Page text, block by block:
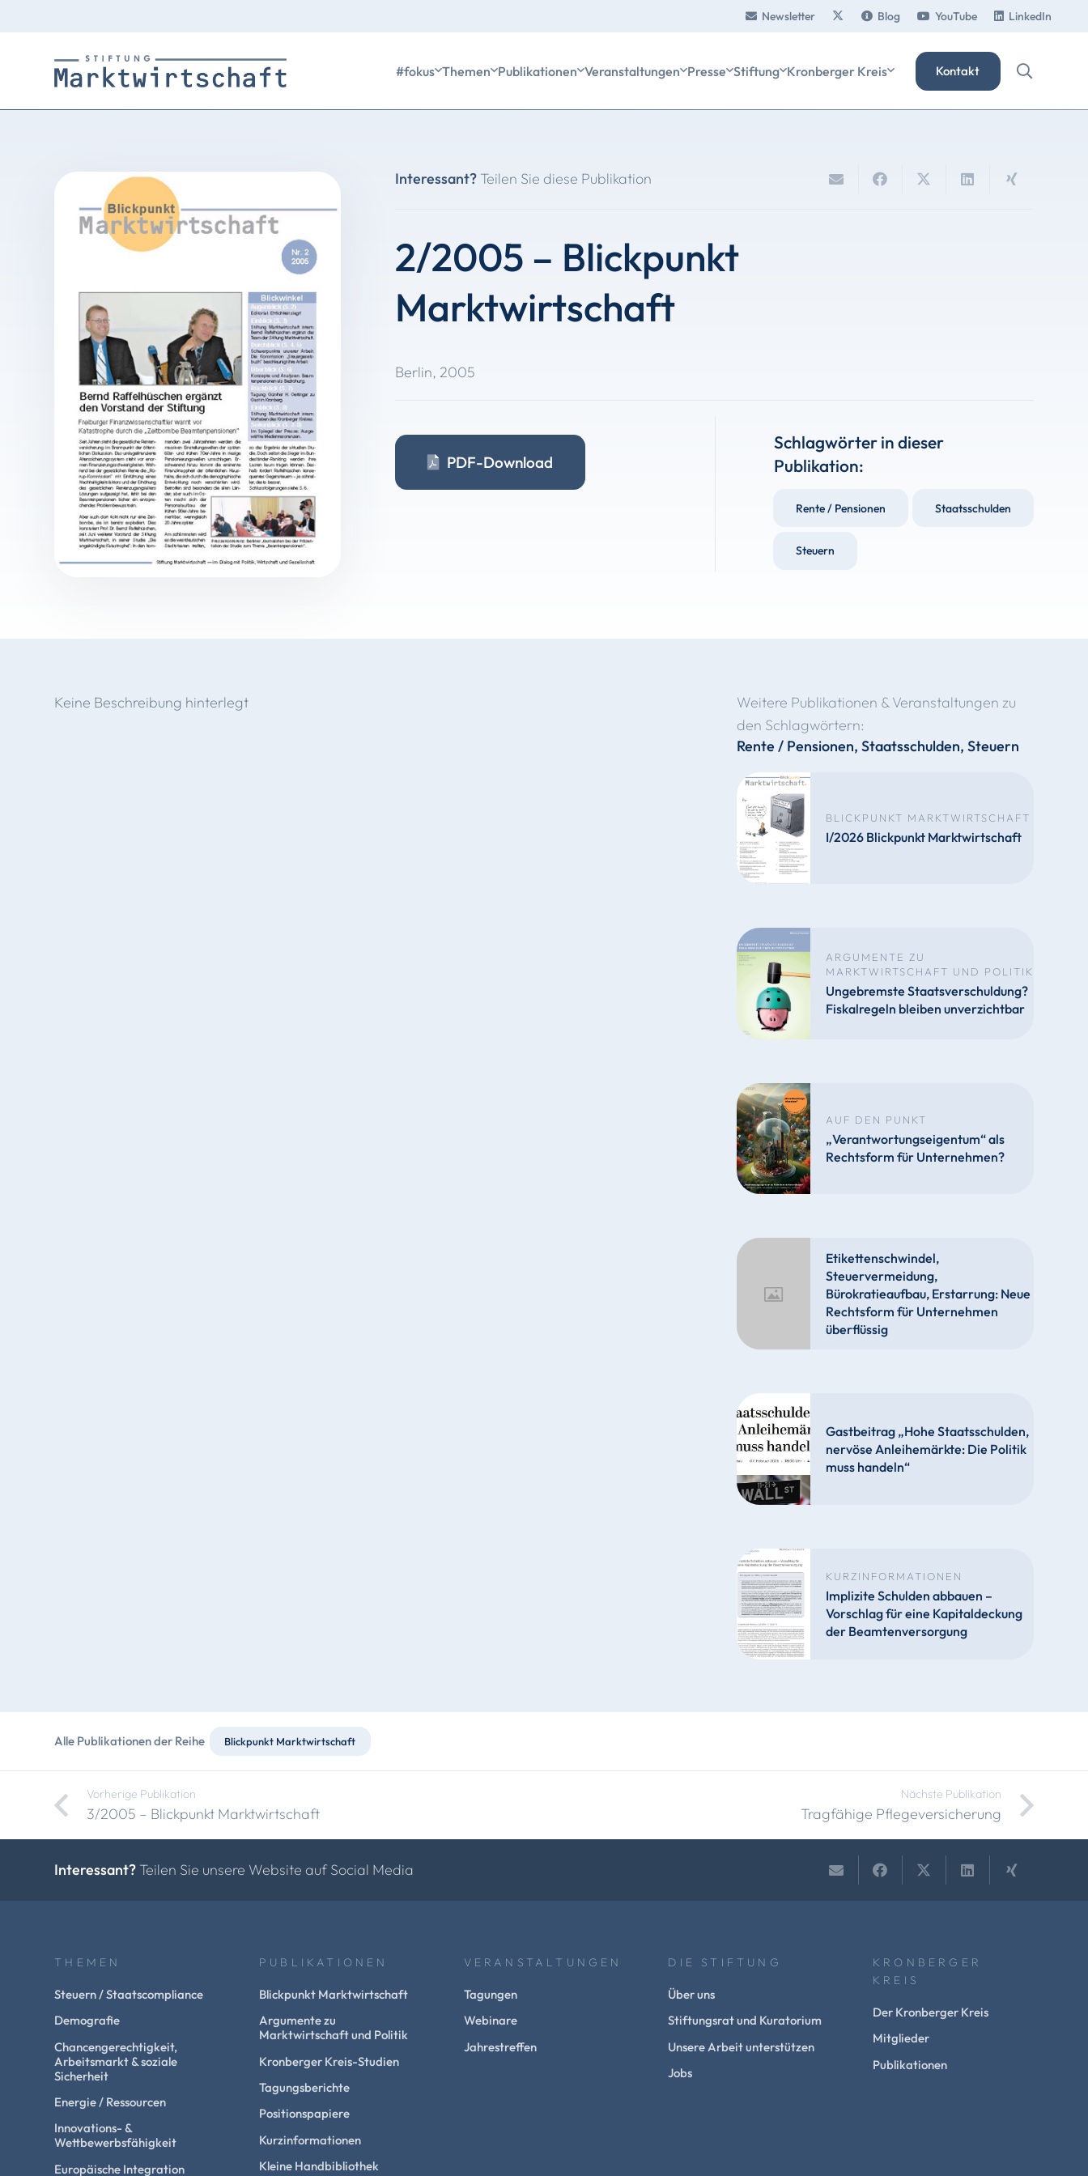
Newsletter Blog YouTube LinkedIn
#fokus Themen Publikationen Veranstaltungen Presse Stiftung Kronberger Kreis Kontakt
Interessant? Teilen Sie diese Publikation
2/2005 – Blickpunkt
Marktwirtschaft
Berlin, 2005
PDF-Download
Schlagwörter in dieser
Publikation:
Rente / Pensionen Staatsschulden
Steuern
Keine Beschreibung hinterlegt
Weitere Publikationen & Veranstaltungen zu
den Schlagwörtern:
Rente / Pensionen, Staatsschulden, Steuern
BLICKPUNKT MARKTWIRTSCHAFT
I/2026 Blickpunkt Marktwirtschaft
ARGUMENTE ZU
MARKTWIRTSCHAFT UND POLITIK
Ungebremste Staatsverschuldung?
Fiskalregeln bleiben unverzichtbar
AUF DEN PUNKT
„Verantwortungseigentum“ als
Rechtsform für Unternehmen?
Etikettenschwindel,
Steuervermeidung,
Bürokratieaufbau, Erstarrung: Neue
Rechtsform für Unternehmen
überflüssig
Gastbeitrag „Hohe Staatsschulden,
nervöse Anleihemärkte: Die Politik
muss handeln“
KURZINFORMATIONEN
Implizite Schulden abbauen –
Vorschlag für eine Kapitaldeckung
der Beamtenversorgung
Alle Publikationen der Reihe Blickpunkt Marktwirtschaft
Vorherige Publikation
3/2005 – Blickpunkt Marktwirtschaft
Nächste Publikation
Tragfähige Pflegeversicherung
Interessant? Teilen Sie unsere Website auf Social Media
THEMEN
Steuern / Staatscompliance
Demografie
Chancengerechtigkeit,
Arbeitsmarkt & soziale
Sicherheit
Energie / Ressourcen
Innovations- &
Wettbewerbsfähigkeit
Europäische Integration
PUBLIKATIONEN
Blickpunkt Marktwirtschaft
Argumente zu
Marktwirtschaft und Politik
Kronberger Kreis-Studien
Tagungsberichte
Positionspapiere
Kurzinformationen
Kleine Handbibliothek
VERANSTALTUNGEN
Tagungen
Webinare
Jahrestreffen
DIE STIFTUNG
Über uns
Stiftungsrat und Kuratorium
Unsere Arbeit unterstützen
Jobs
KRONBERGER
KREIS
Der Kronberger Kreis
Mitglieder
Publikationen